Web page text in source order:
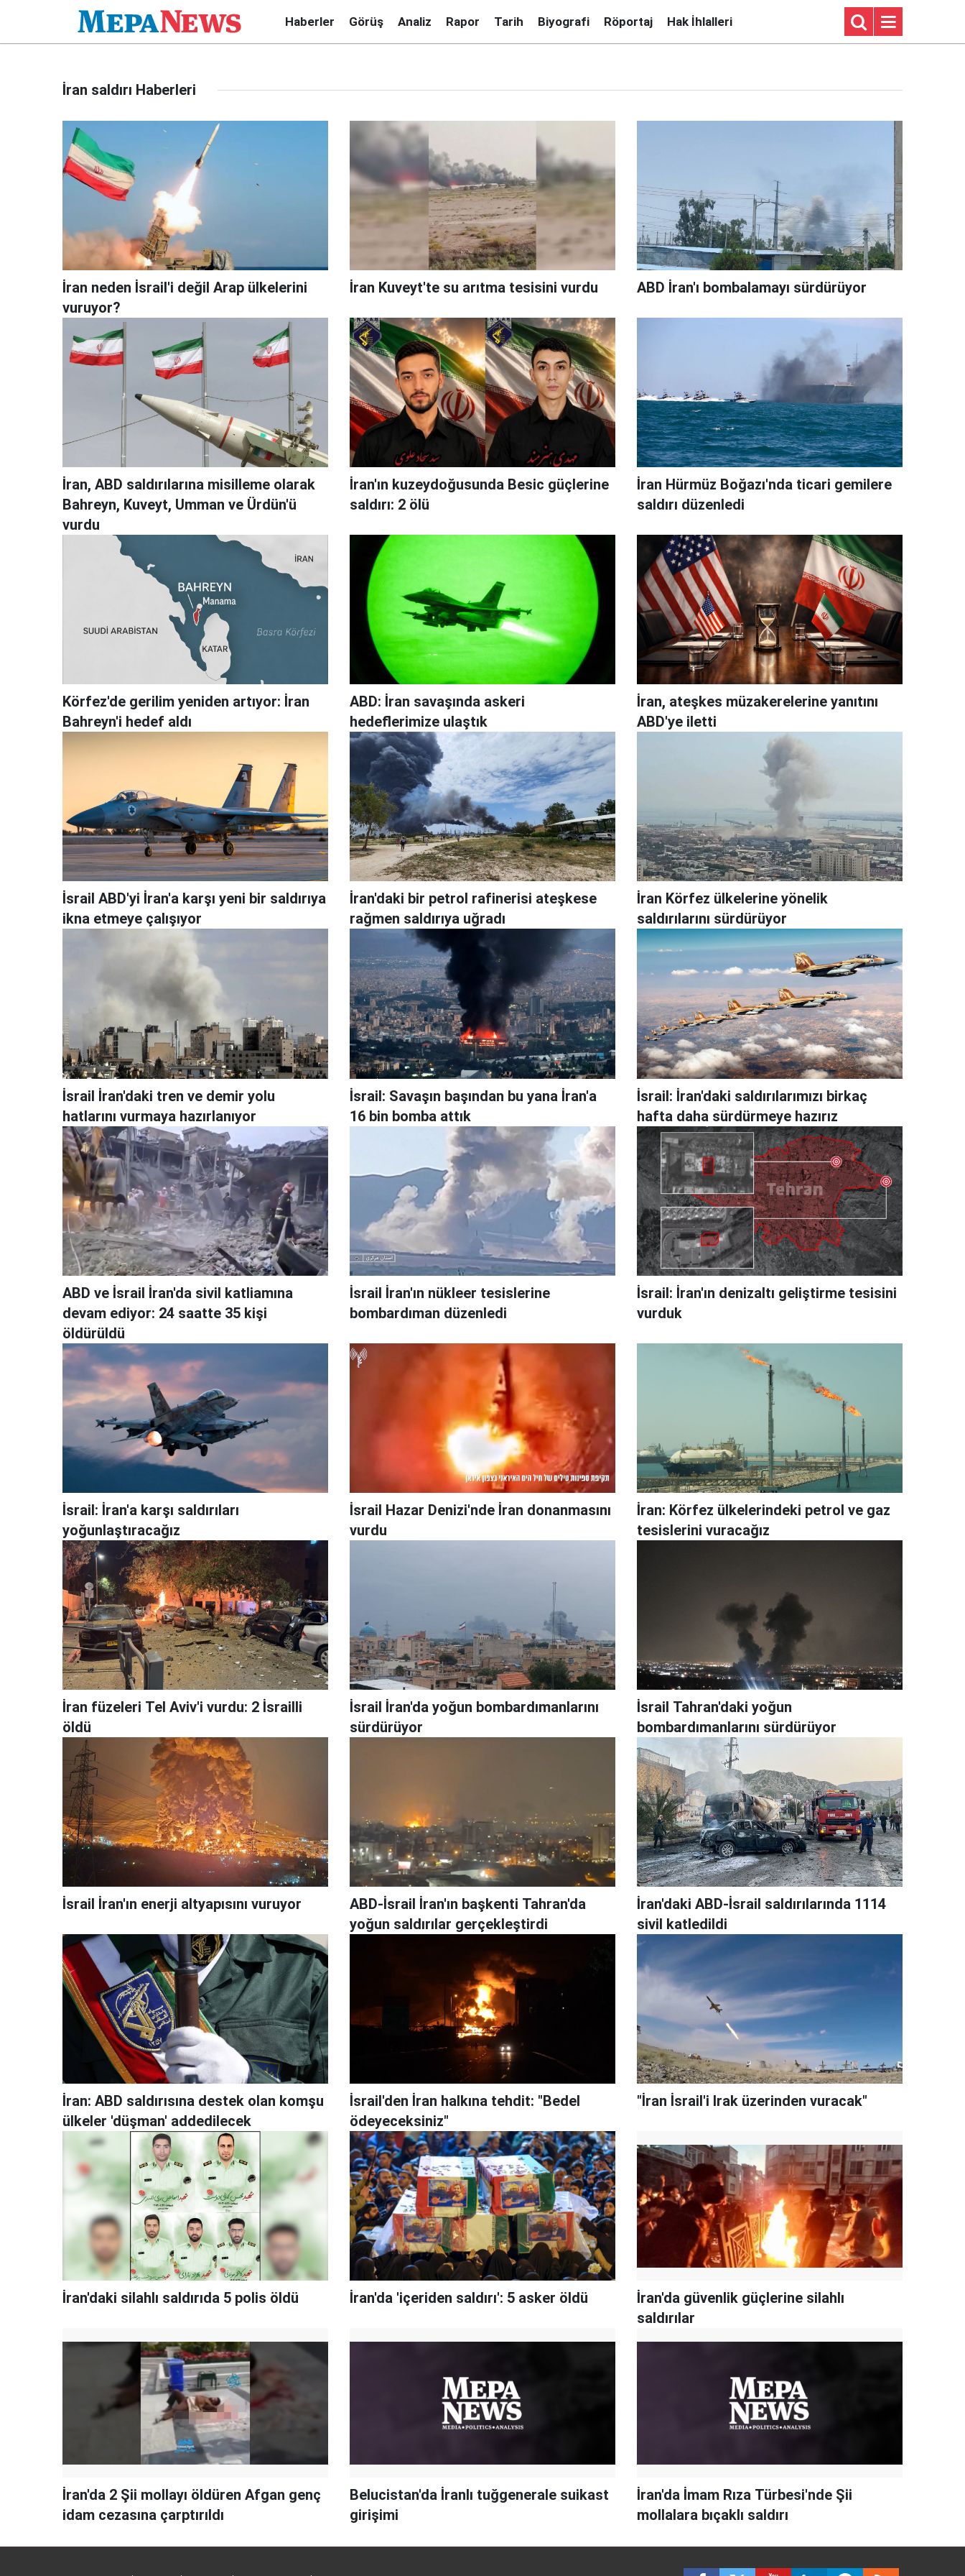
Haberler Görüş Analiz Rapor Tarih Biyografi Röportaj Hak İhlalleri
İran saldırı Haberleri
İran neden İsrail'i değil Arap ülkelerini
vuruyor?
İran Kuveyt'te su arıtma tesisini vurdu ABD İran'ı bombalamayı sürdürüyor
İran, ABD saldırılarına misilleme olarak
Bahreyn, Kuveyt, Umman ve Ürdün'ü
vurdu
İran'ın kuzeydoğusunda Besic güçlerine
saldırı: 2 ölü
İran Hürmüz Boğazı'nda ticari gemilere
saldırı düzenledi
Körfez'de gerilim yeniden artıyor: İran
Bahreyn'i hedef aldı
ABD: İran savaşında askeri
hedeflerimize ulaştık
İran, ateşkes müzakerelerine yanıtını
ABD'ye iletti
İsrail ABD'yi İran'a karşı yeni bir saldırıya
ikna etmeye çalışıyor
İran'daki bir petrol rafinerisi ateşkese
rağmen saldırıya uğradı
İran Körfez ülkelerine yönelik
saldırılarını sürdürüyor
İsrail İran'daki tren ve demir yolu
hatlarını vurmaya hazırlanıyor
İsrail: Savaşın başından bu yana İran'a
16 bin bomba attık
İsrail: İran'daki saldırılarımızı birkaç
hafta daha sürdürmeye hazırız
ABD ve İsrail İran'da sivil katliamına
devam ediyor: 24 saatte 35 kişi
öldürüldü
İsrail İran'ın nükleer tesislerine
bombardıman düzenledi
İsrail: İran'ın denizaltı geliştirme tesisini
vurduk
İsrail: İran'a karşı saldırıları
yoğunlaştıracağız
İsrail Hazar Denizi'nde İran donanmasını
vurdu
İran: Körfez ülkelerindeki petrol ve gaz
tesislerini vuracağız
İran füzeleri Tel Aviv'i vurdu: 2 İsrailli
öldü
İsrail İran'da yoğun bombardımanlarını
sürdürüyor
İsrail Tahran'daki yoğun
bombardımanlarını sürdürüyor
İsrail İran'ın enerji altyapısını vuruyor
ABD-İsrail İran'ın başkenti Tahran'da
yoğun saldırılar gerçekleştirdi
İran'daki ABD-İsrail saldırılarında 1114
sivil katledildi
İran: ABD saldırısına destek olan komşu
ülkeler 'düşman' addedilecek
İsrail'den İran halkına tehdit: "Bedel
ödeyeceksiniz"
"İran İsrail'i Irak üzerinden vuracak"
İran'daki silahlı saldırıda 5 polis öldü İran'da 'içeriden saldırı': 5 asker öldü
İran'da güvenlik güçlerine silahlı
saldırılar
İran'da 2 Şii mollayı öldüren Afgan genç
idam cezasına çarptırıldı
Belucistan'da İranlı tuğgenerale suikast
girişimi
İran'da İmam Rıza Türbesi'nde Şii
mollalara bıçaklı saldırı